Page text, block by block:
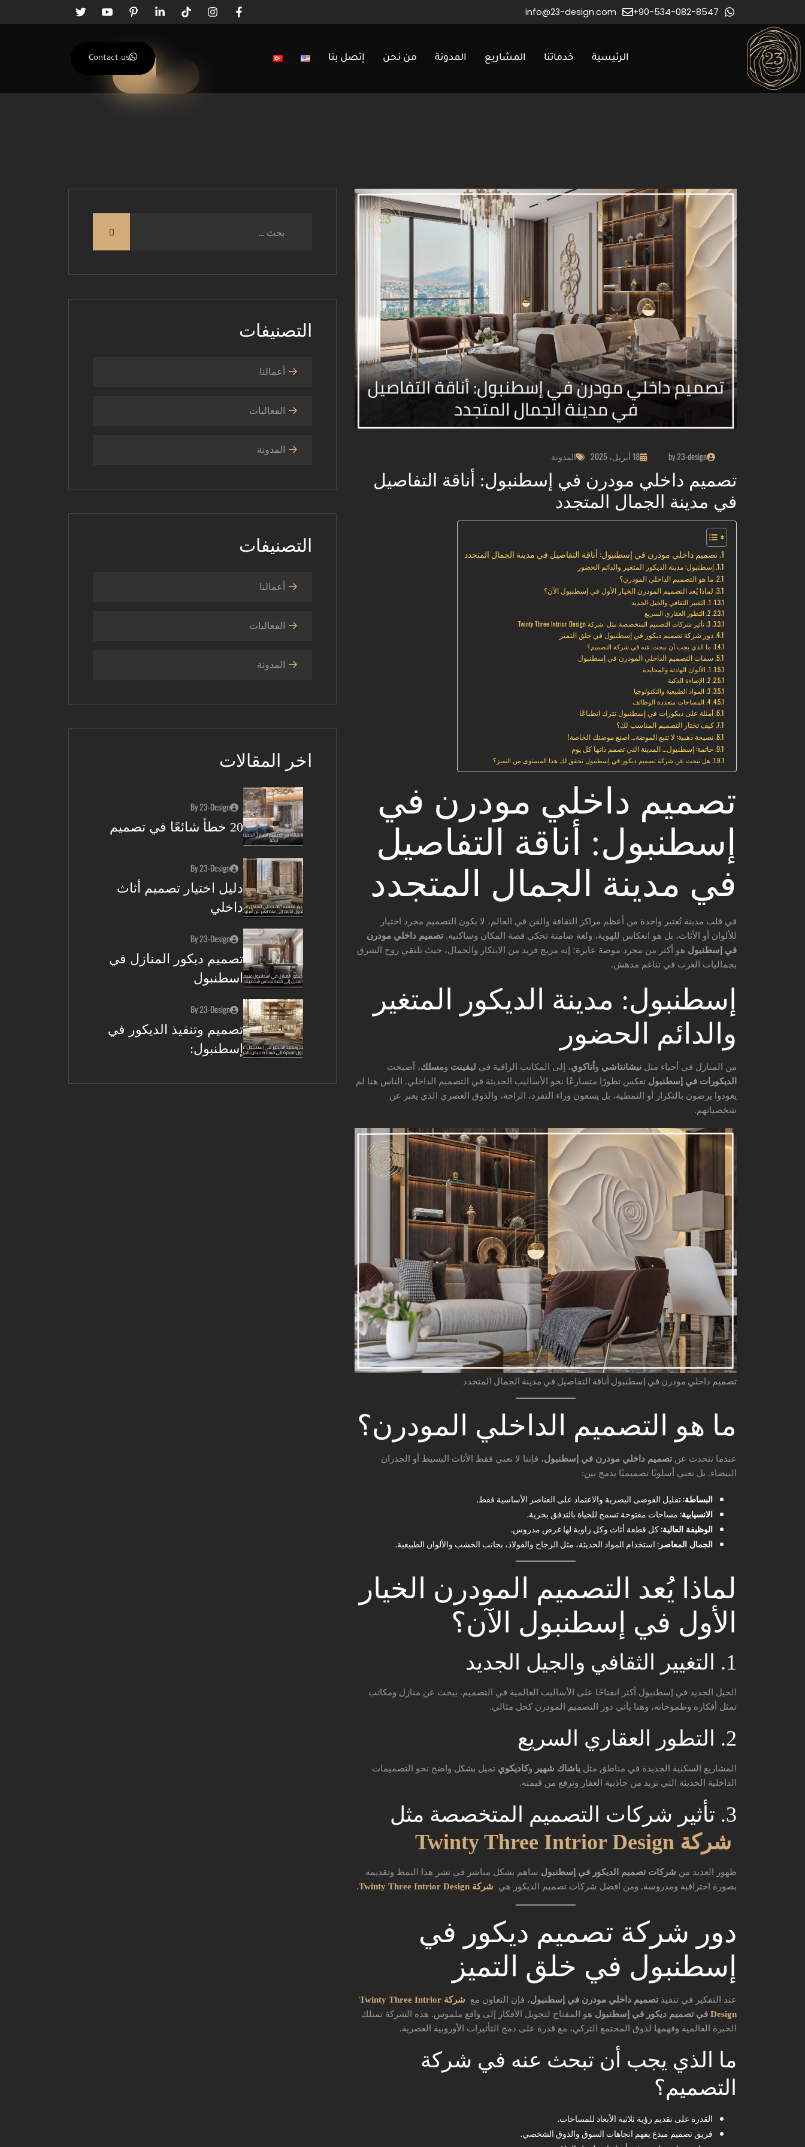
90-534-082-8547+
info@23-design.com
الرئيسية خدماتنا المشاريع المدونة من نحن إتصل بنا Contact us
by 23-design 18 أبريل، 2025 المدونة
تصميم داخلي مودرن في إسطنبول: أناقة التفاصيل
في مدينة الجمال المتجدد
تصميم داخلي مودرن في إسطنبول: أناقة التفاصيل في مدينة الجمال المتجدد
إسطنبول: مدينة الديكور المتغير والدائم الحضور
ما هو التصميم الداخلي المودرن؟
لماذا يُعد التصميم المودرن الخيار الأول في إسطنبول الآن؟
1. التغيير الثقافي والجيل الجديد
2. التطور العقاري السريع
3. تأثير شركات التصميم المتخصصة مثل شركة Twinty Three Intrior Design
دور شركة تصميم ديكور في إسطنبول في خلق التميز
ما الذي يجب أن تبحث عنه في شركة التصميم؟
سمات التصميم الداخلي المودرن في إسطنبول
1. الألوان الهادئة والمحايدة
2. الإضاءة الذكية
3. المواد الطبيعية والتكنولوجيا
4. المساحات متعددة الوظائف
أمثلة على ديكورات في إسطنبول تترك انطباعًا
كيف تختار التصميم المناسب لك؟
نصيحة ذهبية: لا تتبع الموضة… اصنع موضتك الخاصة!
خاتمة: إسطنبول… المدينة التي تصمم ذاتها كل يوم
هل تبحث عن شركة تصميم ديكور في إسطنبول تحقق لك هذا المستوى من التميز؟
تصميم داخلي مودرن في
إسطنبول: أناقة التفاصيل
في مدينة الجمال المتجدد
في قلب مدينة تُعتبر واحدة من أعظم مراكز الثقافة والفن في العالم، لا يكون التصميم مجرد اختيار
للألوان أو الأثاث، بل هو انعكاس للهوية، ولغة صامتة تحكي قصة المكان وساكنيه.تصميم داخلي مودرن
في إسطنبول هو أكثر من مجرد موضة عابرة؛ إنه مزيج فريد من الابتكار والجمال، حيث تلتقي روح الشرق
بجماليات الغرب في تناغم مدهش.
إسطنبول: مدينة الديكور المتغير
والدائم الحضور
من المنازل في أحياء مثل نيشانتاشي و أتاكوي، إلى المكاتب الراقية في ليفينت ومسلك، أصبحت
الديكورات في إسطنبول تعكس تطورًا متسارعًا نحو الأساليب الحديثة في التصميم الداخلي. الناس هنا لم
يعودوا يرضون بالتكرار أو النمطية، بل يسعون وراء التفرد، الراحة، والذوق العصري الذي يعبر عن
شخصياتهم.
تصميم داخلي مودرن في إسطنبول أناقة التفاصيل في مدينة الجمال المتجدد
ما هو التصميم الداخلي المودرن؟
عندما نتحدث عنتصميم داخلي مودرن في إسطنبول، فإننا لا نعني فقط الأثاث البسيط أو الجدران
البيضاء. بل نعني أسلوبًا تصميميًا يدمج بين:
البساطة: تقليل الفوضى البصرية والاعتماد على العناصر الأساسية فقط.
الانسيابية: مساحات مفتوحة تسمح للحياة بالتدفق بحرية.
الوظيفة العالية: كل قطعة أثاث وكل زاوية لها غرض مدروس.
الجمال المعاصر: استخدام المواد الحديثة، مثل الزجاج والفولاذ، بجانب الخشب والألوان الطبيعية.
لماذا يُعد التصميم المودرن الخيار
الأول في إسطنبول الآن؟
1. التغيير الثقافي والجيل الجديد
الجيل الجديد في إسطنبول أكثر انفتاحًا على الأساليب العالمية في التصميم. يبحث عن منازل ومكاتب
تمثل أفكاره وطموحاته، وهنا يأتي دور التصميم المودرن كحل مثالي.
2. التطور العقاري السريع
المشاريع السكنية الجديدة في مناطق مثل باشاك شهير وكاديكوي تميل بشكل واضح نحو التصميمات
الداخلية الحديثة التي تزيد من جاذبية العقار وترفع من قيمته.
3. تأثير شركات التصميم المتخصصة مثل
شركة Twinty Three Intrior Design
ظهور العديد من شركات تصميم الديكور في إسطنبول ساهم بشكل مباشر في نشر هذا النمط وتقديمه
بصورة احترافية ومدروسة, ومن افضل شركات تصميم الديكور هي شركة Twinty Three Intrior Design .
دور شركة تصميم ديكور في
إسطنبول في خلق التميز
عند التفكير في تنفيذتصميم داخلي مودرن في إسطنبول، فإن التعاون مع
شركة Twinty Three Intrior
Design في تصميم ديكور في إسطنبول هو المفتاح لتحويل الأفكار إلى واقع ملموس. هذه الشركة تمتلك
الخبرة العالمية وفهمها لذوق المجتمع التركي، مع قدرة على دمج التأثيرات الأوروبية العصرية.
ما الذي يجب أن تبحث عنه في شركة
التصميم؟
القدرة على تقديم رؤية ثلاثية الأبعاد للمساحات.
فريق تصميم مبدع يفهم اتجاهات السوق والذوق الشخصي.
التصنيفات
أعمالنا
الفعاليات
المدونة
التصنيفات
أعمالنا
الفعاليات
المدونة
اخر المقالات
By 23-Design
20 خطأ شائعًا في تصميم
By 23-Design
دليل اختيار تصميم أثاث
داخلي
By 23-Design
تصميم ديكور المنازل في
اسطنبول
By 23-Design
تصميم وتنفيذ الديكور في
إسطنبول: